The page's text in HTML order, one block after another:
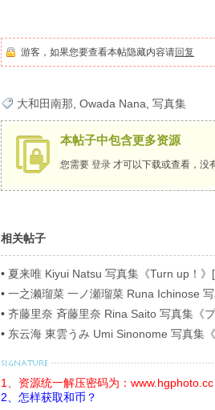
游客，如果您要查看本帖隐藏内容请回复
大和田南那 Owada Nana 写真集
本帖子中包含更多资源
您需要 登录 才可以下载或查看，没
相关帖子
• 夏来唯 Kiyui Natsu 写真集《Turn up！》
• 一之濑瑠菜 一ノ瀬瑠菜 Runa Ichinose
ラビアＳＰ！４》[54P]
• 齐藤里奈 斉藤里奈 Rina Saito 写真集《
イ》[71P]
• 东云海 東雲うみ Umi Sinonome 写真集
1、资源统一解压密码为：www.hgphoto.cc
2、怎样获取和币？